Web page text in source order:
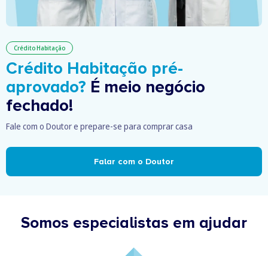
Crédito Habitação
Crédito Habitação pré-
aprovado? É meio negócio
fechado!
Fale com o Doutor e prepare-se para comprar casa
Falar com o Doutor
Somos especialistas em ajudar